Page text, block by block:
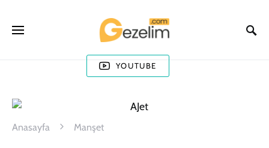
YOUTUBE
Anasayfa Manşet